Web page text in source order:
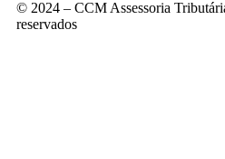
© 2024 – CCM Assessoria
reservados